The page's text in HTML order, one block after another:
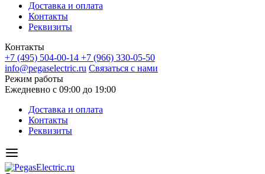
Доставка и оплата
Контакты
Реквизиты
Контакты
+7 (495) 504-00-14 +7 (966) 330-05-50
info@pegaselectric.ru Связаться с нами
Режим работы
Ежедневно с 09:00 до 19:00
Доставка и оплата
Контакты
Реквизиты